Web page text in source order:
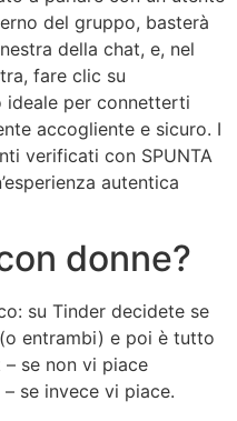
del gruppo, basterà
della chat, e, nel
fare clic su
ideale per connetterti
accogliente e sicuro. I
verificati con SPUNTA
autentica
donne?
su Tinder decidete se
entrambi) e poi è tutto
se non vi piace
se invece vi piace.